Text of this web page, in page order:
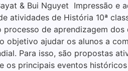
& Bui Nguyet Impressão e
de História 10ª
de aprendizagem
objetivo ajudar os alunos a
Para isso, são propostas
os principais eventos